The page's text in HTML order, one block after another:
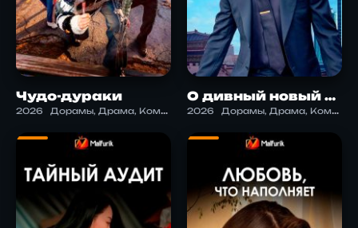
Чудо-дураки
2026 Дорамы, Драма, Комедия, Приключения, Саспенс, Фантастика, Фэнтези
О дивный новый мир
2026 Дорамы, Драма, Комедия, Романтика, Фантастика, Фэнтези